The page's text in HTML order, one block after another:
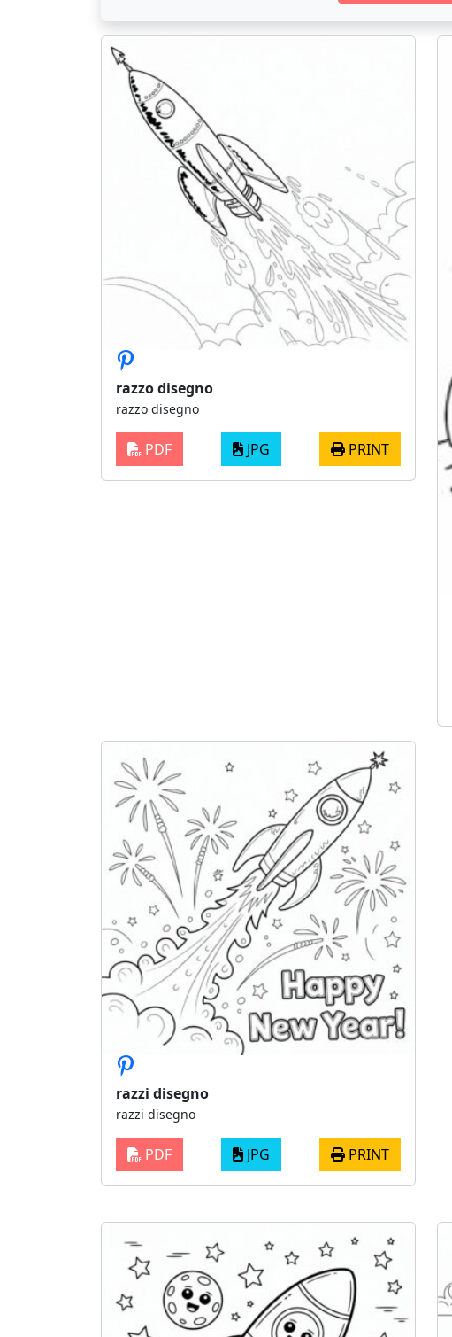
razzo disegno
razzo disegno
PDF JPG PRINT
razzi disegno
razzi disegno
PDF JPG PRINT